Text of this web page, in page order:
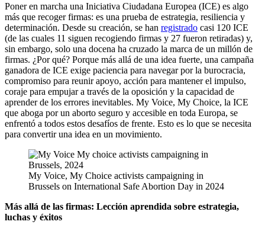
Poner en marcha una Iniciativa Ciudadana Europea (ICE) es algo
más que recoger firmas: es una prueba de estrategia, resiliencia y
determinación. Desde su creación, se han registrado casi 120 ICE
(de las cuales 11 siguen recogiendo firmas y 27 fueron retiradas) y,
sin embargo, solo una docena ha cruzado la marca de un millón de
firmas. ¿Por qué? Porque más allá de una idea fuerte, una campaña
ganadora de ICE exige paciencia para navegar por la burocracia,
compromiso para reunir apoyo, acción para mantener el impulso,
coraje para empujar a través de la oposición y la capacidad de
aprender de los errores inevitables. My Voice, My Choice, la ICE
que aboga por un aborto seguro y accesible en toda Europa, se
enfrentó a todos estos desafíos de frente. Esto es lo que se necesita
para convertir una idea en un movimiento.
My Voice, My Choice activists campaigning in
Brussels on International Safe Abortion Day in 2024
Más allá de las firmas: Lección aprendida sobre estrategia,
luchas y éxitos